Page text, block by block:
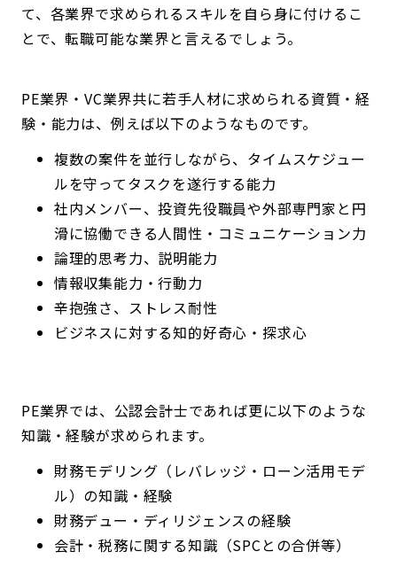
て、各業界で求められるスキルを自ら身に付けるこ
とで、転職可能な業界と言えるでしょう。
PE業界・VC業界共に若手人材に求められる資質・経
験・能力は、例えば以下のようなものです。
複数の案件を並行しながら、タイムスケジュー
ルを守ってタスクを遂行する能力
社内メンバー、投資先役職員や外部専門家と円
滑に協働できる人間性・コミュニケーション力
論理的思考力、説明能力
情報収集能力・行動力
辛抱強さ、ストレス耐性
ビジネスに対する知的好奇心・探求心
PE業界では、公認会計士であれば更に以下のような
知識・経験が求められます。
財務モデリング（レバレッジ・ローン活用モデ
ル）の知識・経験
財務デュー・ディリジェンスの経験
会計・税務に関する知識（SPCとの合併等）